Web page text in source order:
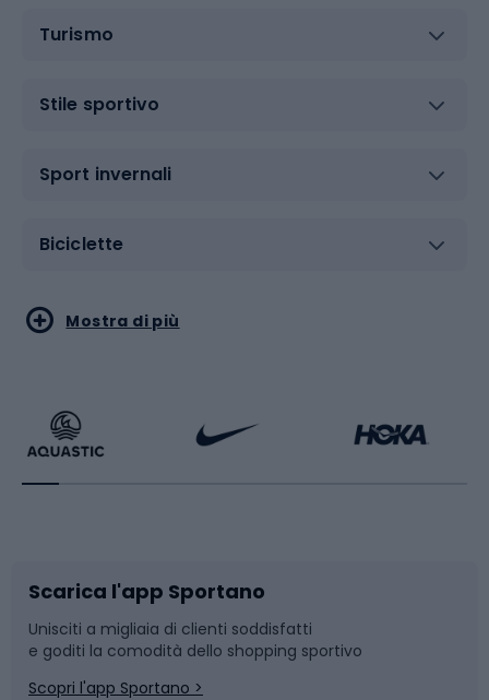
Turismo
Stile sportivo
Sport invernali
Biciclette
Sport acquatici
Bikepacking
Bushcraft
Corsa
Sport di arti marziali
Sport con le racchette
Slitte e slittini
Snowboard
Mostra di più
Scarica l'app Sportano
Unisciti a migliaia di clienti soddisfatti
e goditi la comodità dello shopping sportivo
Scopri l'app Sportano >